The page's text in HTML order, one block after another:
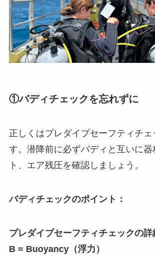
①バディチェックを忘れずに
正しくはプレダイブセーフティチェ
す。潜降前に必ずバディと互いに器
ト、エア残圧を確認しましょう。
バディチェックのポイント：
プレダイブセーフティチェックの詳
B = Buoyancy（浮力）